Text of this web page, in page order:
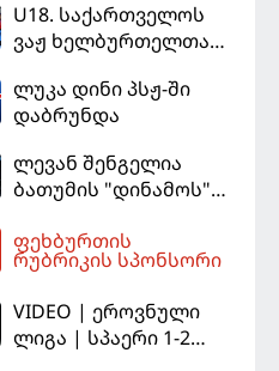
U18. საქართველოს
ვაჟ ხელბურთელთა
Championship I-ში
დაწინაურდა
ლუკა დინი პსჟ-ში
დაბრუნდა
ლევან შენგელია
ბათუმის "დინამოს"
ფეხბურთის
რუბრიკის სპონსორი
VIDEO | ეროვნული
ლიგა | სპაერი 1-2